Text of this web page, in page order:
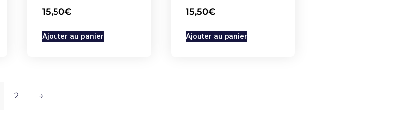
15,50€
Ajouter au panier
15,50€
Ajouter au panier
2 →